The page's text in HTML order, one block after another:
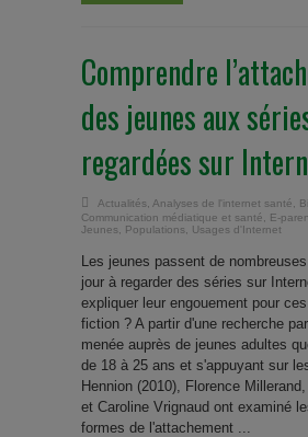
Comprendre
des jeunes aux
regardées sur
Actualités Analyses de l'internet santé
Communication médiatique et santé
E-
Jeunes
Populations Usages d'Internet
Les jeunes passent de
jour à regarder des séries sur
expliquer leur engouement pour
fiction ? A partir d'une recherche
menée auprès de jeunes adultes
de 18 à 25 ans et s'appuyant sur
Hennion (2010), Florence
et Caroline Vrignaud ont examiné
formes de l'attachement ...